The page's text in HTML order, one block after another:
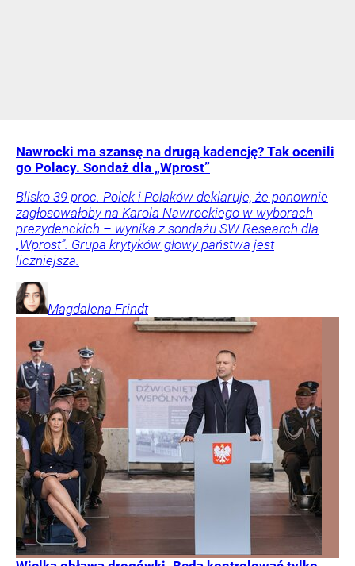
Nawrocki ma szansę na drugą kadencję? Tak ocenili
go Polacy. Sondaż dla „Wprost”
Blisko 39 proc. Polek i Polaków deklaruje, że ponownie
zagłosowałoby na Karola Nawrockiego w wyborach
prezydenckich – wynika z sondażu SW Research dla
„Wprost”. Grupa krytyków głowy państwa jest
liczniejsza.
Magdalena Frindt